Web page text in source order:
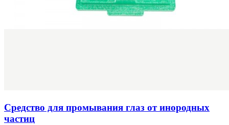
Средство для промывания глаз от инородных
частиц